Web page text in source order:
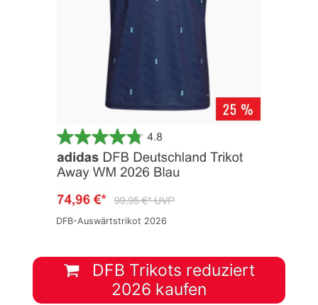
DFB-Auswärtstrikot 2026
DFB Trikots reduziert
2026 kaufen